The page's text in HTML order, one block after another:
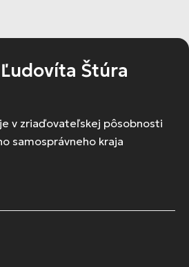
Štúra
v zriaďovateľskej pôsobnosti
samosprávneho kraja